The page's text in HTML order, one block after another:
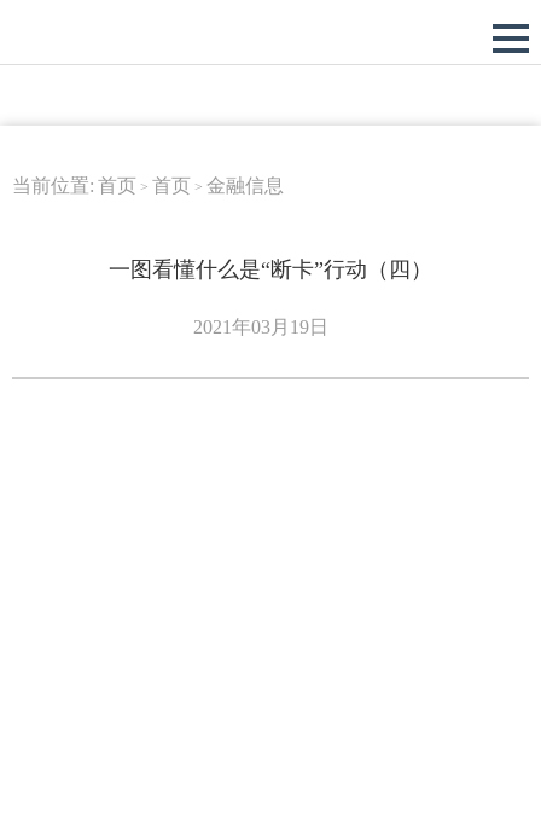
当前位置: 首页 > 首页 > 金融信息
一图看懂什么是“断卡”行动（四）
2021年03月19日